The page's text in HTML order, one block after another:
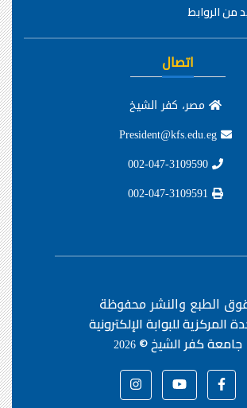
من الروابط
اتصال
مصر، كفر الشيخ
الطبع والنشر محفوظة
المركزية للبوابة الإلكترونية
جامعة كفر الشيخ ©2026